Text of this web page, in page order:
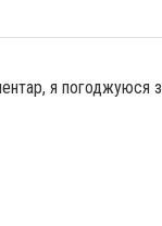
я погоджуюся з